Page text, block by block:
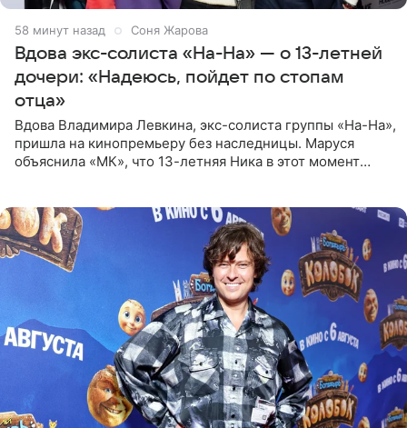
59 минут назад Соня Жарова
Вдова экс-солиста «На-На» — о 13-летней
дочери: «Надеюсь, пойдет по стопам
отца»
Вдова Владимира Левкина, экс-солиста группы «На-На»,
пришла на кинопремьеру без наследницы. Маруся
объяснила «МК», что 13-летняя Ника в этот момент